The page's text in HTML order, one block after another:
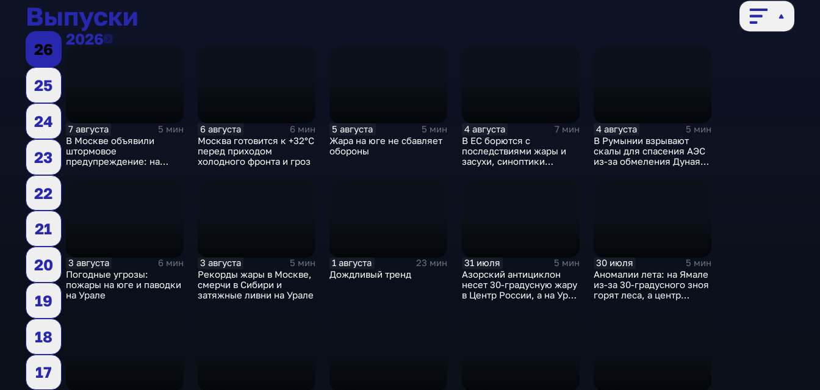
Выпуски
26
25
24
23
22
21
20
19
18
17
20262026
7 августа
5 мин
В Москве объявили
штормовое
предупреждение: на
6 августа
6 мин
Москва готовится к +32°C
перед приходом
холодного фронта и гроз
5 августа
5 мин
Жара на юге не сбавляет
обороны
4 августа
7 мин
В ЕС борются с
последствиями жары и
засухи, синоптики
4 августа
5 мин
В Румынии взрывают
скалы для спасения АЭС
из-за обмеления Дуная,
3 августа
6 мин
Погодные угрозы:
пожары на юге и паводки
на Урале
3 августа
5 мин
Рекорды жары в Москве,
смерчи в Сибири и
затяжные ливни на Урале
1 августа
23 мин
Дождливый тренд
31 июля
5 мин
Азорский антициклон
несет 30-градусную жару
в Центр России, а на Урал
30 июля
5 мин
Аномалии лета: на Ямале
из-за 30-градусного зноя
горят леса, а центр